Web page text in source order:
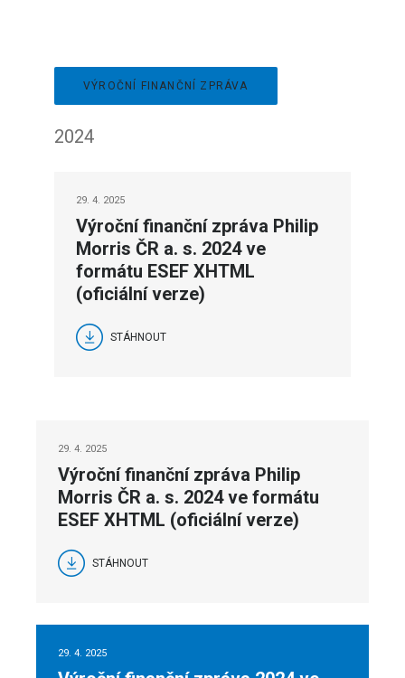
2024
VÝROČNÍ FINANČNÍ ZPRÁVA
29. 4. 2025
Výroční finanční zpráva Philip
Morris ČR a. s. 2024 ve
formátu ESEF XHTML
(oficiální verze)
STÁHNOUT
29. 4. 2025
Výroční finanční zpráva Philip
Morris ČR a. s. 2024 ve formátu
ESEF XHTML (oficiální verze)
STÁHNOUT
29. 4. 2025